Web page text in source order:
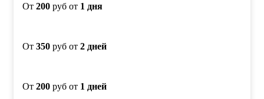
От 200 руб от 1 дня
От 350 руб от 2 дней
От 200 руб от 1 дней